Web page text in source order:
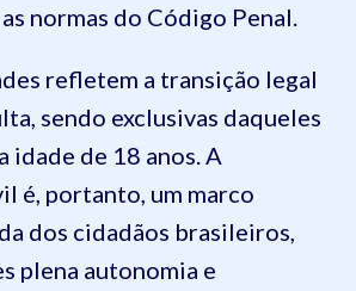
normas do Código Penal.
refletem a transição legal
sendo exclusivas daqueles
idade de 18 anos. A
é, portanto, um marco
dos cidadãos brasileiros,
plena autonomia e